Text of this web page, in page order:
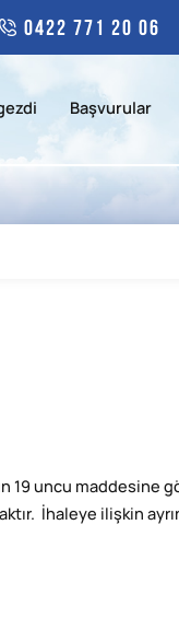
0422 771 20 06
Başvurular
19 uncu maddesine
İhaleye ilişkin